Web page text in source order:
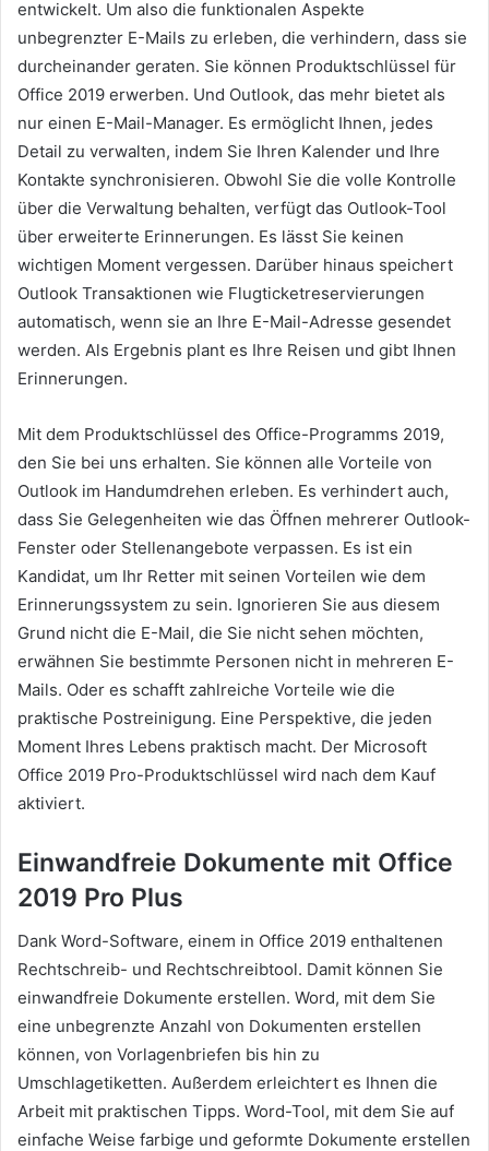
entwickelt. Um also die funktionalen Aspekte
unbegrenzter E-Mails zu erleben, die verhindern, dass sie
durcheinander geraten. Sie können Produktschlüssel für
Office 2019 erwerben. Und Outlook, das mehr bietet als
nur einen E-Mail-Manager. Es ermöglicht Ihnen, jedes
Detail zu verwalten, indem Sie Ihren Kalender und Ihre
Kontakte synchronisieren. Obwohl Sie die volle Kontrolle
über die Verwaltung behalten, verfügt das Outlook-Tool
über erweiterte Erinnerungen. Es lässt Sie keinen
wichtigen Moment vergessen. Darüber hinaus speichert
Outlook Transaktionen wie Flugticketreservierungen
automatisch, wenn sie an Ihre E-Mail-Adresse gesendet
werden. Als Ergebnis plant es Ihre Reisen und gibt Ihnen
Erinnerungen.
Mit dem Produktschlüssel des Office-Programms 2019,
den Sie bei uns erhalten. Sie können alle Vorteile von
Outlook im Handumdrehen erleben. Es verhindert auch,
dass Sie Gelegenheiten wie das Öffnen mehrerer Outlook-
Fenster oder Stellenangebote verpassen. Es ist ein
Kandidat, um Ihr Retter mit seinen Vorteilen wie dem
Erinnerungssystem zu sein. Ignorieren Sie aus diesem
Grund nicht die E-Mail, die Sie nicht sehen möchten,
erwähnen Sie bestimmte Personen nicht in mehreren E-
Mails. Oder es schafft zahlreiche Vorteile wie die
praktische Postreinigung. Eine Perspektive, die jeden
Moment Ihres Lebens praktisch macht. Der Microsoft
Office 2019 Pro-Produktschlüssel wird nach dem Kauf
aktiviert.
Einwandfreie Dokumente mit Office
2019 Pro Plus
Dank Word-Software, einem in Office 2019 enthaltenen
Rechtschreib- und Rechtschreibtool. Damit können Sie
einwandfreie Dokumente erstellen. Word, mit dem Sie
eine unbegrenzte Anzahl von Dokumenten erstellen
können, von Vorlagenbriefen bis hin zu
Umschlagetiketten. Außerdem erleichtert es Ihnen die
Arbeit mit praktischen Tipps. Word-Tool, mit dem Sie auf
einfache Weise farbige und geformte Dokumente erstellen